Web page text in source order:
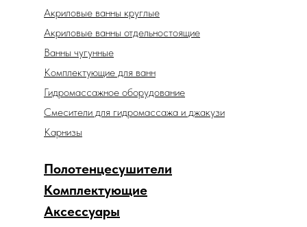
Аксессуары
Комплектующие
Акриловые ванны отдельностоящие
Акриловые ванны круглые
Ванны чугунные
Комплектующие для ванн
Гидромассажное оборудование
Смесители для гидромассажа и джакузи
Карнизы
Полотенцесушители